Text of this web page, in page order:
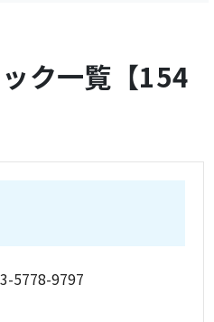
ク一覧【154
5778-9797